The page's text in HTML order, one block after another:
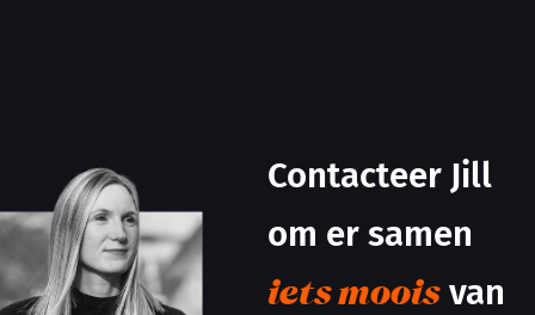
Contacteer Jill
om er samen
iets moois van